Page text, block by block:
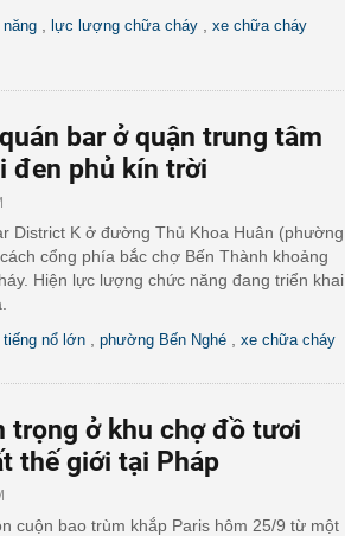
lực lượng chữa cháy xe chữa cháy
bar ở quận trung tâm
đen phủ kín trời
District K ở đường Thủ Khoa Huân (phường
cổng phía bắc chợ Bến Thành khoảng
Hiện lực lượng chức năng đang triển khai
tiếng nổ lớn phường Bến Nghé xe chữa cháy
trọng ở khu chợ đồ tươi
thế giới tại Pháp
cuộn bao trùm khắp Paris hôm 25/9 từ một